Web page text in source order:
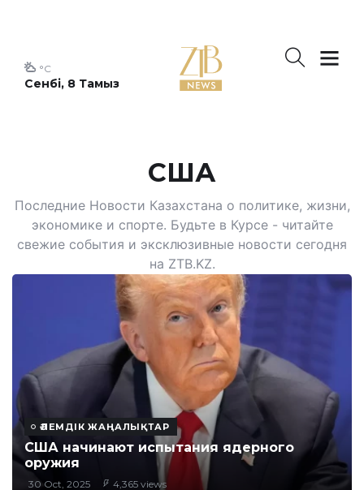
Сенбі, 8 Тамыз
°C
США
Последние Новости Казахстана о политике, жизни,
экономике и спорте. Будьте в Курсе - читайте
свежие события и эксклюзивные новости сегодня
на ZTB.KZ.
ӘЛЕМДІК ЖАҢАЛЫҚТАР
США начинают испытания ядерного
оружия
30 Oct, 2025 4,365 views